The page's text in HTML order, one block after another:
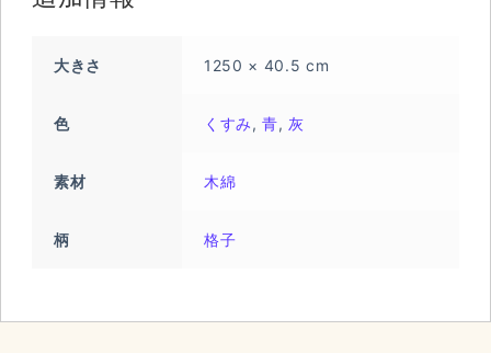
大きさ 1250 × 40.5 cm
色 くすみ,青, 灰
素材 木綿
柄 格子